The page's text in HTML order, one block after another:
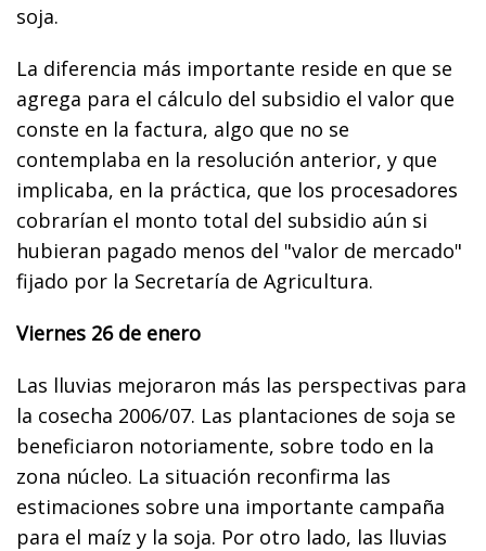
soja.
La diferencia más importante reside en que se
agrega para el cálculo del subsidio el valor que
conste en la factura, algo que no se
contemplaba en la resolución anterior, y que
implicaba, en la práctica, que los procesadores
cobrarían el monto total del subsidio aún si
hubieran pagado menos del "valor de mercado"
fijado por la Secretaría de Agricultura.
Viernes 26 de enero
Las lluvias mejoraron más las perspectivas para
la cosecha 2006/07. Las plantaciones de soja se
beneficiaron notoriamente, sobre todo en la
zona núcleo. La situación reconfirma las
estimaciones sobre una importante campaña
para el maíz y la soja. Por otro lado, las lluvias